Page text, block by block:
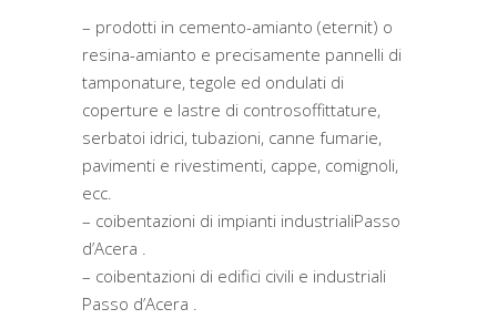
– prodotti in cemento-amianto (eternit) o
resina-amianto e precisamente pannelli di
tamponature, tegole ed ondulati di
coperture e lastre di controsoffittature,
serbatoi idrici, tubazioni, canne fumarie,
pavimenti e rivestimenti, cappe, comignoli,
ecc.
– coibentazioni di impianti industrialiPasso
d’Acera .
– coibentazioni di edifici civili e industriali
Passo d’Acera .